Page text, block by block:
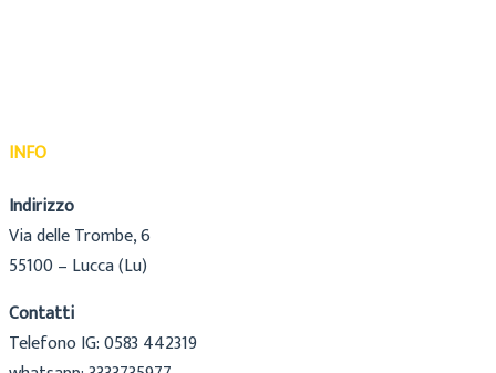
INFO
Indirizzo
Via delle Trombe, 6
55100 – Lucca (Lu)
Contatti
Telefono IG: 0583 442319